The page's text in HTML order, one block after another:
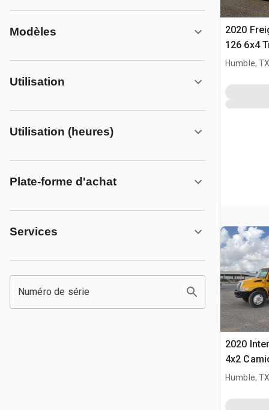
Modèles
Utilisation
Utilisation (heures)
Plate-forme d'achat
Services
Numéro de série
2020
126 6x4
Humble,
2020
4x2
Humble,